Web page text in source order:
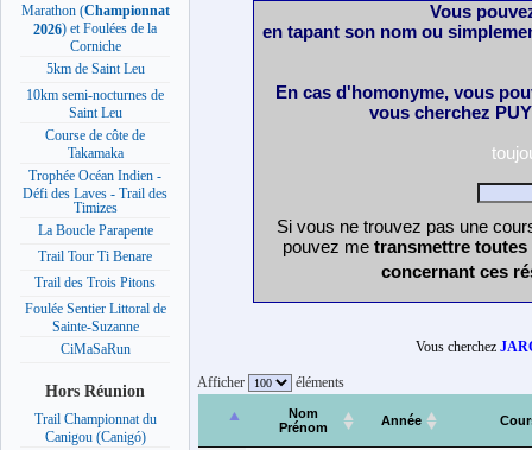
Marathon (Championnat
2026) et Foulées de la
Corniche
5km de Saint Leu
10km semi-nocturnes de
Saint Leu
Course de côte de
Takamaka
Trophée Océan Indien -
Défi des Laves - Trail des
Timizes
La Boucle Parapente
Trail Tour Ti Benare
Trail des Trois Pitons
Foulée Sentier Littoral de
Sainte-Suzanne
CiMaSaRun
Hors Réunion
Trail Championnat du
Canigou (Canigó)
Vous
en tapant son nom ou
En cas d'homonyme, vous
vous cherchez
Si vous ne trouvez pas une
pouvez me transmettre
concernant ces
Vous cherchez
Afficher éléments
Nom
Prénom
Année